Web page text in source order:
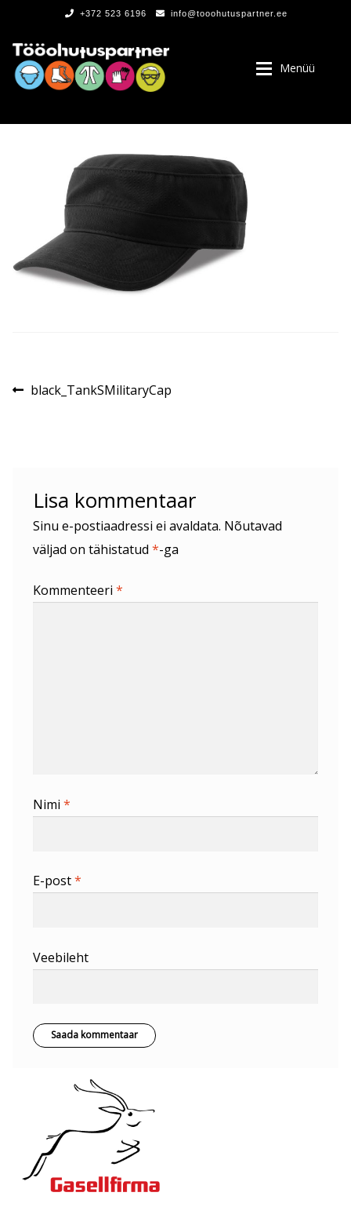
+372 523 6196 info@tooohutuspartner.ee
Menüü
Navigeerimine
Eelmine
black_TankSMilitaryCap
Lisa kommentaar
Sinu e-postiaadressi ei avaldata. Nõutavad
väljad on tähistatud *-ga
Kommenteeri *
Nimi *
E-post*
Veebileht